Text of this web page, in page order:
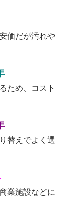
価だが汚れや
ため、コスト
替えでよく選
業施設などに